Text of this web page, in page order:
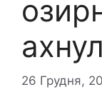
26 Грудня,